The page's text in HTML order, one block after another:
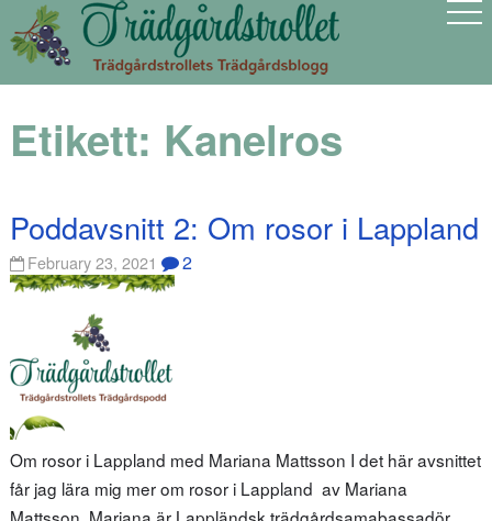
Etikett: Kanelros
Poddavsnitt 2: Om rosor i Lappland
February 23, 2021 2
Om rosor i Lappland med Mariana Mattsson I det här avsnittet
får jag lära mig mer om rosor i Lappland av Mariana